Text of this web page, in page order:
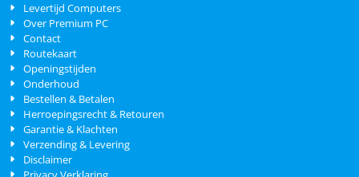
Levertijd Computers
Over Premium PC
Contact
Routekaart
Openingstijden
Onderhoud
Bestellen & Betalen
Herroepingsrecht & Retouren
Garantie & Klachten
Verzending & Levering
Disclaimer